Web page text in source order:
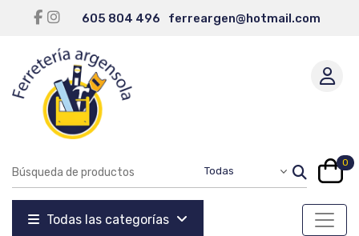
605 804 496 ferreargen@hotmail.com
0
Todas las categorías